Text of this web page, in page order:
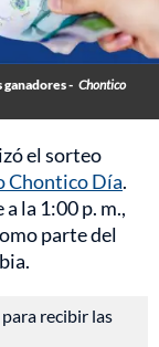
ganadores - Chontico
el sorteo
Chontico Día.
la 1:00 p. m.,
parte del
para recibir las